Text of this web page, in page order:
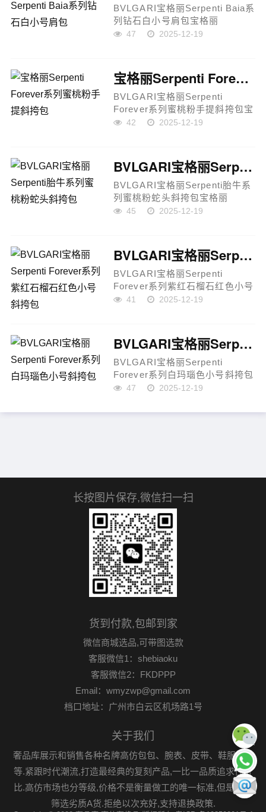
BVLGARI宝格丽Serpenti Baia系
列钻石白小号肩包宝格丽
Serpenti Baia 系列小号肩包，延
合。包身选用柔软耐磨的钻石
白...
47 2025-12-19
宝格丽Serpenti Forever系列蜜桃粉手提斜挎包
BVLGARI宝格丽Serpenti
Forever系列蜜桃粉手提斜挎包宝
格丽 Serpenti Forever 系列手提
设计，将现代感与灵动魅力融
为...
42 2025-12-19
BVLGARI宝格丽Serpenti胎牛系列蜜桃粉蛇头斜挎包
BVLGARI宝格丽Serpenti胎牛系
列蜜桃粉蛇头斜挎包宝格丽
Serpenti 胎牛系列蜜桃粉色斜挎
力。精选胎牛皮材质，皮质柔
软...
45 2025-12-19
BVLGARI宝格丽Serpenti Forever系列紫红石榴石红色小号斜挎包
BVLGARI宝格丽Serpenti
Forever系列紫红石榴石红色小号
斜挎包宝格丽 Serpenti Forever
制而成，色泽浓郁饱满，兼具
奢...
41 2025-12-19
BVLGARI宝格丽Serpenti Forever系列白玛瑙色小号斜挎包
BVLGARI宝格丽Serpenti
Forever系列白玛瑙色小号斜挎包
宝格丽 Serpenti Forever 系列经
的白玛瑙色小牛皮打造，质感细
47 2025-12-19
长按图片保存,微信扫一扫
货到付款,包邮到家
微信商城选品,可带图选款
客服微信1：shebiaoku
客服微信2：FKDPPP
Email：wmyzwp@gmail.com
档口地址：广州市白云区机场路1号
关于我们
奢品库展示和销售各种名牌高仿包包、腕表、皮带、鞋服首饰
等.紧跟时代潮流,打造最经典的复刻产品,一比一品质追求性价
比.高仿市场也分等级,价格不是衡量做工的唯一标准,但是可以
筛选劣质A货.拒绝以次充好,支持退换政策.